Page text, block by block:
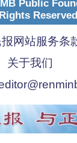
Public
Reserved
报网站服务条
关于我们